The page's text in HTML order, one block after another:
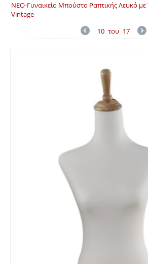
ΝΕΟ-Γυναικείο Μπούστο Ραπτικής Λευκό
Vintage
10 του 17